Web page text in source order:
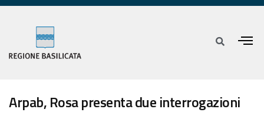
Arpab, Rosa presenta due interrogazioni